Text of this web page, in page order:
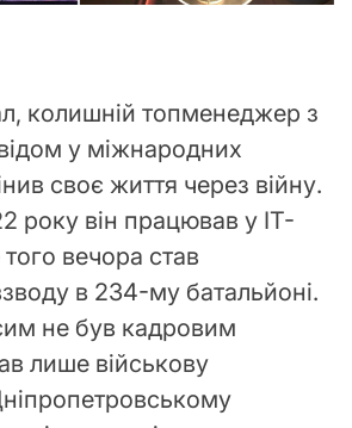
колишній топменеджер з
у міжнародних
своє життя через війну.
року він працював у IT-
вечора став
в 234-му батальйоні.
не був кадровим
лише військову